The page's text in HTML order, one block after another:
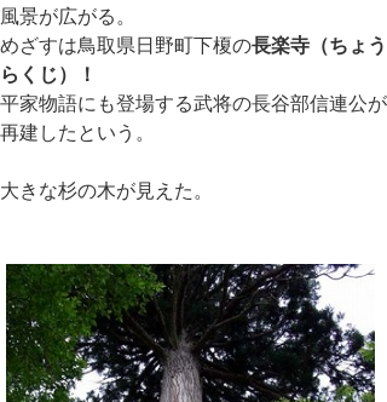
風景が広がる。
めざすは鳥取県日野町下榎の長楽寺（ちょう
らくじ）！
平家物語にも登場する武将の長谷部信連公が
再建したという。
大きな杉の木が見えた。